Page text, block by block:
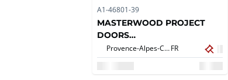
A1-46801-39
MASTERWOOD PROJECT
DOORS
Türbearbeitungszentrum
Provence-Alpes-Côte d'Azur,FR